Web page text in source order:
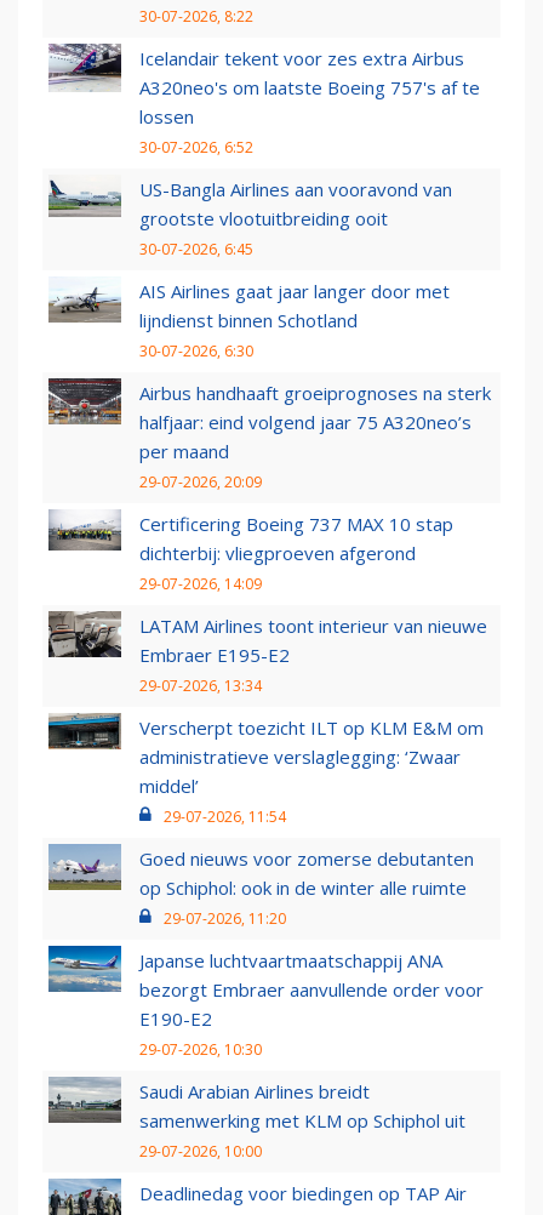
30-07-2026, 8:22
Icelandair tekent voor zes extra Airbus
A320neo's om laatste Boeing 757's af te
lossen
30-07-2026, 6:52
US-Bangla Airlines aan vooravond van
grootste vlootuitbreiding ooit
30-07-2026, 6:45
AIS Airlines gaat jaar langer door met
lijndienst binnen Schotland
30-07-2026, 6:30
Airbus handhaaft groeiprognoses na sterk
halfjaar: eind volgend jaar 75 A320neo’s
per maand
29-07-2026, 20:09
Certificering Boeing 737 MAX 10 stap
dichterbij: vliegproeven afgerond
29-07-2026, 14:09
LATAM Airlines toont interieur van nieuwe
Embraer E195-E2
29-07-2026, 13:34
Verscherpt toezicht ILT op KLM E&M om
administratieve verslaglegging: ‘Zwaar
middel’
29-07-2026, 11:54
Goed nieuws voor zomerse debutanten
op Schiphol: ook in de winter alle ruimte
29-07-2026, 11:20
Japanse luchtvaartmaatschappij ANA
bezorgt Embraer aanvullende order voor
E190-E2
29-07-2026, 10:30
Saudi Arabian Airlines breidt
samenwerking met KLM op Schiphol uit
29-07-2026, 10:00
Deadlinedag voor biedingen op TAP Air